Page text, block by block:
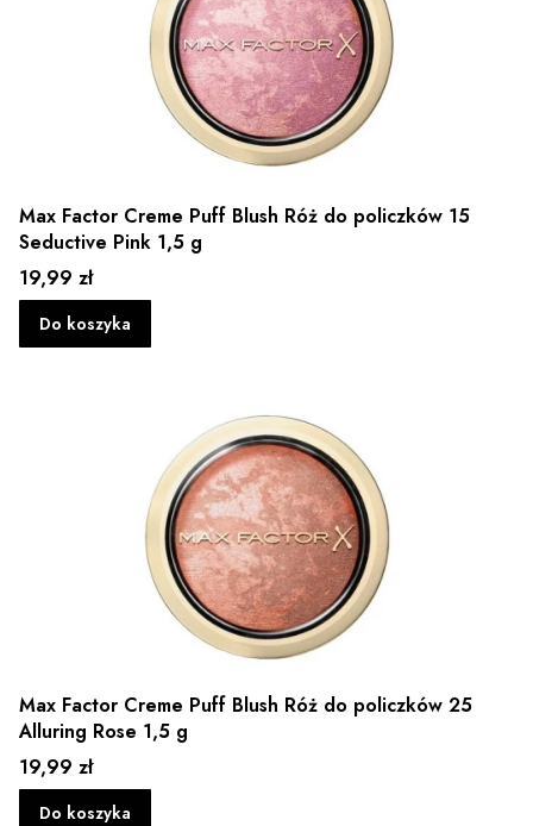
Max Factor Creme Puff Blush Róż do policzków 15
Seductive Pink 1,5 g
Cena
19,99 zł
Do koszyka
Max Factor Creme Puff Blush Róż do policzków 25
Alluring Rose 1,5 g
Cena
19,99 zł
Do koszyka